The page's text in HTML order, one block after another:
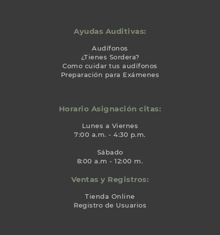
Ayudas Auditivas:
Audífonos
¿Tienes Sordera?
Como cuidar tus audífonos
Preparación para Exámenes
Horario Asignación citas:
Lunes a Viernes
7:00 a.m. - 4:30 p.m.
Sábado
8:00 a.m - 12:00 m.
Ventas y Registros:
Tienda Online
Registro de Usuarios